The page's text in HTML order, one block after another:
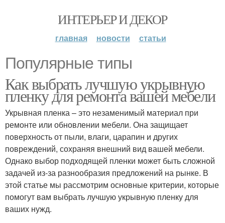
ИНТЕРЬЕР И ДЕКОР
главная новости статьи
Популярные типы
Как выбрать лучшую укрывную
пленку для ремонта вашей мебели
Укрывная пленка – это незаменимый материал при
ремонте или обновлении мебели. Она защищает
поверхность от пыли, влаги, царапин и других
повреждений, сохраняя внешний вид вашей мебели.
Однако выбор подходящей пленки может быть сложной
задачей из-за разнообразия предложений на рынке. В
этой статье мы рассмотрим основные критерии, которые
помогут вам выбрать лучшую укрывную пленку для
ваших нужд.